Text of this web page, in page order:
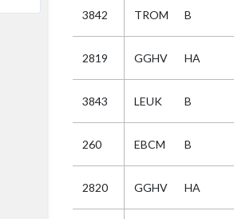
3842 TROM B
2819 GGHV HA
3843 LEUK B
260 EBCM B
2820 GGHV HA